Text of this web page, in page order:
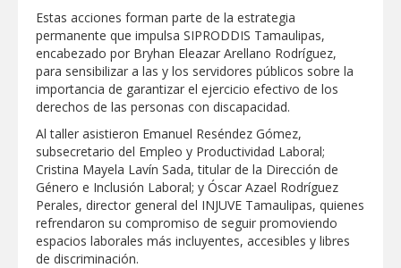
Estas acciones forman parte de la estrategia
permanente que impulsa SIPRODDIS Tamaulipas,
encabezado por Bryhan Eleazar Arellano Rodríguez,
para sensibilizar a las y los servidores públicos sobre la
importancia de garantizar el ejercicio efectivo de los
derechos de las personas con discapacidad.
Al taller asistieron Emanuel Reséndez Gómez,
subsecretario del Empleo y Productividad Laboral;
Cristina Mayela Lavín Sada, titular de la Dirección de
Género e Inclusión Laboral; y Óscar Azael Rodríguez
Perales, director general del INJUVE Tamaulipas, quienes
refrendaron su compromiso de seguir promoviendo
espacios laborales más incluyentes, accesibles y libres
de discriminación.